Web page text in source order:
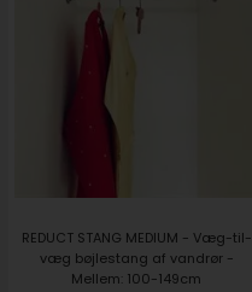
REDUCT STANG MEDIUM - Væg-til-
væg bøjlestang af vandrør -
Mellem: 100-149cm